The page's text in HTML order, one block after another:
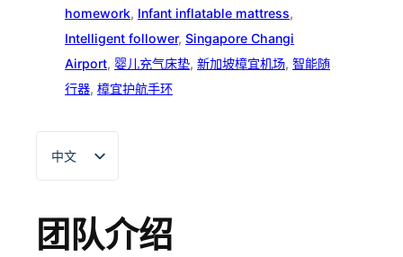
homework, Infant inflatable mattress
Intelligent follower, Singapore Changi
Airport, 婴儿充气床垫, 新加坡樟宜机场, 智能随
行器, 樟宜护航手环
中文
English
团队介绍